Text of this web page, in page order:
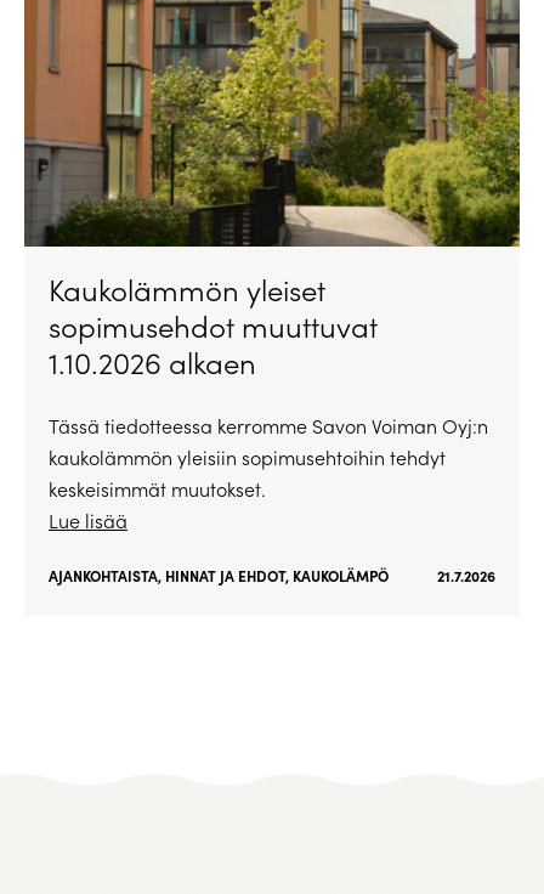
Kaukolämmön yleiset
sopimusehdot muuttuvat
1.10.2026 alkaen
Tässä tiedotteessa kerromme Savon Voiman Oyj:n
kaukolämmön yleisiin sopimusehtoihin tehdyt
keskeisimmät muutokset.
Lue lisää
AJANKOHTAISTA, HINNAT JA EHDOT, KAUKOLÄMPÖ 21.7.2026